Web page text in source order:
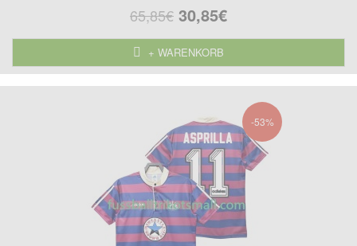
65,85€ 30,85€
+ WARENKORB
-53%